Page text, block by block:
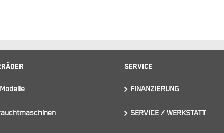
Service
FINANZIERUNG
SERVICE / WERKSTATT